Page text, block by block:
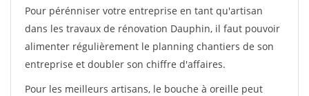
Pour pérénniser votre entreprise en tant qu'artisan
dans les travaux de rénovation Dauphin, il faut pouvoir
alimenter régulièrement le planning chantiers de son
entreprise et doubler son chiffre d'affaires.
Pour les meilleurs artisans, le bouche à oreille peut